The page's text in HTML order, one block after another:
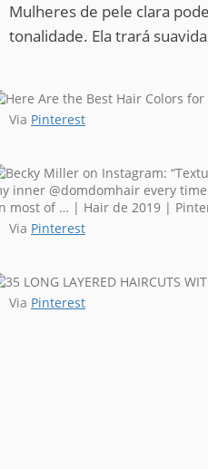
Mulheres de pele clara
tonalidade. Ela trará
Via Pinterest
Via Pinterest
Via Pinterest